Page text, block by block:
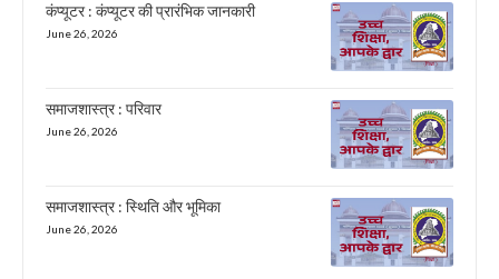
कंप्यूटर : कंप्यूटर की प्रारंभिक जानकारी
June 26, 2026
समाजशास्त्र : परिवार
June 26, 2026
समाजशास्त्र : स्थिति और भूमिका
June 26, 2026